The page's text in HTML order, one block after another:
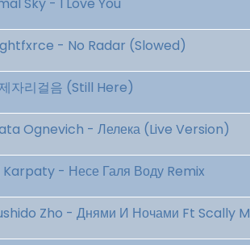
- No Radar (Slowed)
자리걸음 (Still Here)
Ognevich - Лелека (Live Version)
Karpaty - Несе Галя Воду Remix
Zho - Днями И Ночами Ft Scally